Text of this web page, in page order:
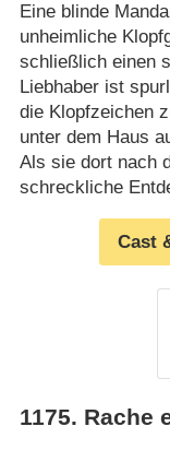
Eine blinde
unheimliche
schließlich einen
Liebhaber ist
die Klopfzeichen
unter dem Haus
Als sie dort nach
schreckliche
Cast
1175. Rache